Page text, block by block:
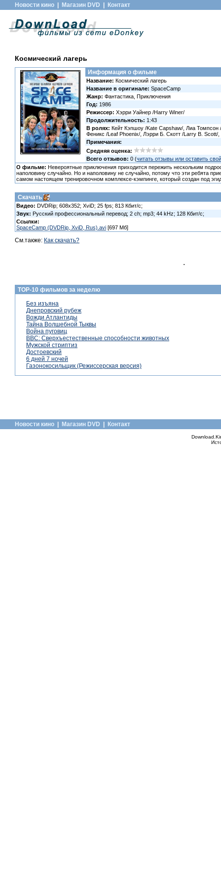
Новости кино Магазин DVD Контакт
Космический лагерь
Информация о фильме
Название: Космический лагерь
Название в оригинале: SpaceCamp
Жанр: Фантастика, Приключения
Год: 1986
Режиссер: Хэрри Уайнер /Harry Winer/
Продолжительность: 1:43
В ролях: Кейт Кэпшоу /Kate Capshaw/, Лиа
Феникс /Leaf Phoenix/, Лэрри Б. Скотт /Larry B. Scott/
Примечания:
Средняя оценка:
Всего отзывов: 0 (читать отзывы или оставить свой
О фильме: Невероятные приключения приходится пережить нескольким
наполовину случайно. Но и наполовину не случайно, потому что эти ребята
самом настоящем тренировочном комплексе-кэмпинге, который создан под
Скачать
Видео: DVDRip; 608x352; XviD; 25 fps; 813 Кбит/с;
Звук: Русский профессиональный перевод; 2 ch; mp3; 44 kHz; 128 Кбит/с;
Ссылки:
SpaceCamp (DVDRip, XviD, Rus).avi [697 Мб]
См.также: Как скачать?
.
TOP-10 фильмов за неделю
Без изъяна
Днепровский рубеж
Вожди Атлантиды
Тайна Волшебной Тыквы
Война пуговиц
BBC: Сверхъестественные способности животных
Мужской стриптиз
Достоевский
6 дней 7 ночей
Газонокосильщик (Режиссерская версия)
Новости кино Магазин DVD Контакт